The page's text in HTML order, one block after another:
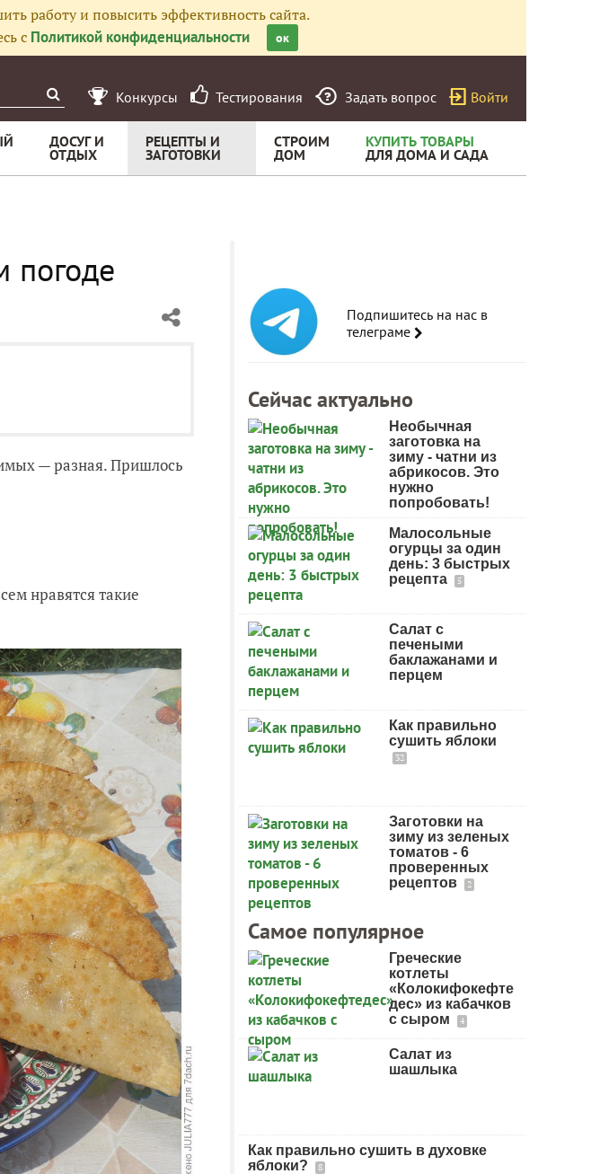
работу и повысить эффективность сайта.
с Политикой конфиденциальности ок
Конкурсы Тестирования Задать вопрос Войти
ДОСУГ И
ОТДЫХ
РЕЦЕПТЫ И
ЗАГОТОВКИ
СТРОИМ
ДОМ
КУПИТЬ ТОВАРЫ
ДЛЯ ДОМА И САДА
погоде
— разная. Пришлось
нравятся такие
Подпишитесь на нас в
телеграме
Сейчас актуально
Необычная
заготовка на
зиму - чатни из
абрикосов. Это
нужно
попробовать!
Малосольные
огурцы за один
день: 3 быстрых
рецепта
5
Салат с
печеными
баклажанами и
перцем
Как правильно
сушить яблоки
32
Заготовки на
зиму из зеленых
томатов - 6
проверенных
рецептов
2
Самое популярное
Греческие
котлеты
«Колокифокефте
дес» из кабачков
с сыром
4
Салат из
шашлыка
Как правильно сушить в духовке
яблоки?
8